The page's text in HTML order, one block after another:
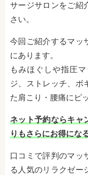
サージサロンをご紹
さい。
今回ご紹介するマッ
にあります。
もみほぐしや指圧
ジ、ストレッチ、ボ
た肩こり・腰痛にピ
ネット予約ならキャ
りもさらにお得にな
口コミで評判のマッ
る人気のリラクゼー